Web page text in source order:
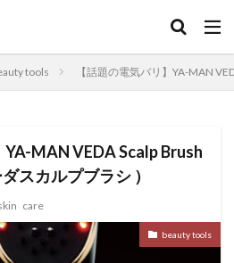
tools 【話題の電気バリ】YA-MAN
YA-MAN VEDA Scalp Brush
スカルプブラシ ）
care
beauty tools
め お客様コラボ アニメ
オイルカラー